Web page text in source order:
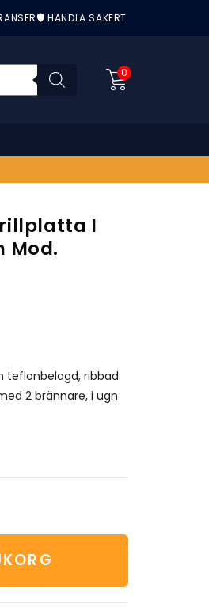
🛡️ HANDLA SÄKERT
0
I
Mod.
teflonbelagd, ribbad
2 brännare, i ugn